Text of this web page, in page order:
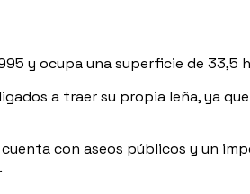
y ocupa una superficie de 33,5
a traer su propia leña, ya
con aseos públicos y un